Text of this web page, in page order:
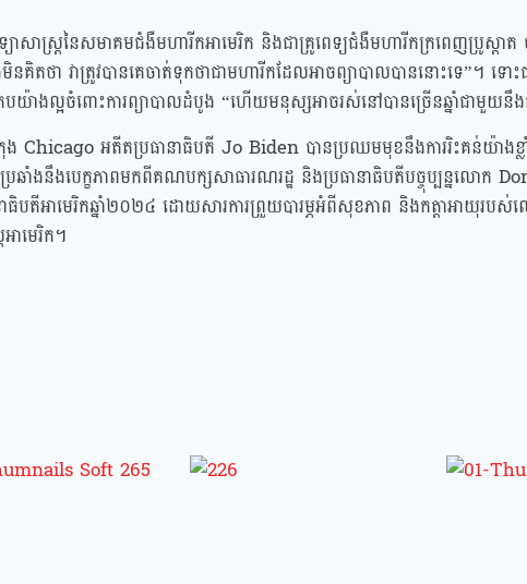
សាស្ត្រនៃសមាគមជំងឺមហារីកអាមេរិក និងជាគ្រូពេទ្យជំងឺមហារីកក្រពេញប្រូស្តា
តថា វាត្រូវបានគេចាត់ទុកថាជាមហារីកដែលអាចព្យាបាលបាននោះទេ”។ ទ
យ៉ាងល្អចំពោះការព្យាបាលដំបូង “ហើយមនុស្សអាចរស់នៅបានច្រើនឆ្នាំជាមួយនឹងក
Chicago អតីតប្រធានាធិបតី Jo Biden បានប្រឈមមុខនឹងការរិះគន់យ៉ាងខ្
ឆាំងនឹងបេក្ខភាពមកពីគណបក្សសាធារណរដ្ឋ និងប្រធានាធិបតីបច្ចុប្បន្នលោក
ាធិបតីអាមេរិកឆ្នាំ២០២៤ ដោយសារការព្រួយបារម្ភអំពីសុខភាព និងកត្តាអាយុ
ាមេរិក។